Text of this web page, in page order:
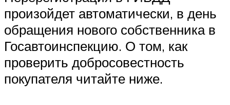
произойдет автоматически, в день
обращения нового собственника в
Госавтоинспекцию. О том, как
проверить добросовестность
покупателя читайте ниже.